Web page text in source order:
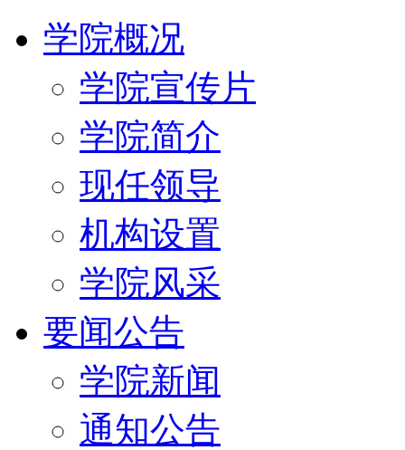
学院概况
学院宣传片
学院简介
现任领导
机构设置
学院风采
要闻公告
学院新闻
通知公告